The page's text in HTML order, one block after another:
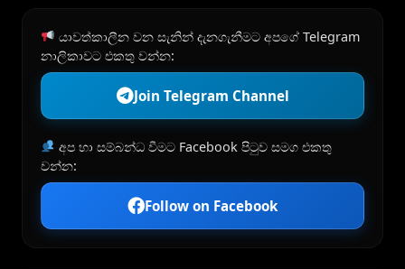
යාවත්කාලීන වන සැනින් දැනගැනීමට අපගේ Telegram
නාලිකාවට එකතු වන්න:
Join Telegram Channel
අප හා සම්බන්ධ වීමට Facebook පිටුව සමග එකතු
වන්න:
Follow on Facebook